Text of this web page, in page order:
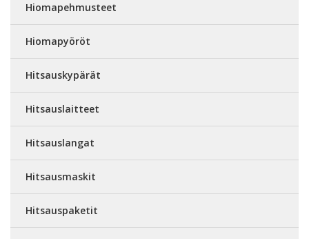
Hiomapehmusteet
Hiomapyöröt
Hitsauskypärät
Hitsauslaitteet
Hitsauslangat
Hitsausmaskit
Hitsauspaketit